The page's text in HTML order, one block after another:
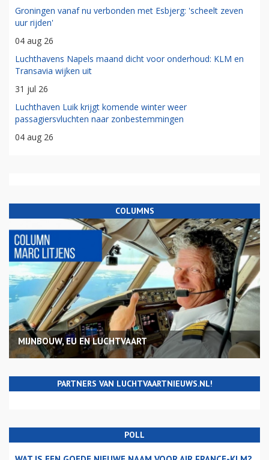
Groningen vanaf nu verbonden met Esbjerg: 'scheelt zeven
uur rijden'
04 aug 26
Luchthavens Napels maand dicht voor onderhoud: KLM en
Transavia wijken uit
31 jul 26
Luchthaven Luik krijgt komende winter weer
passagiersvluchten naar zonbestemmingen
04 aug 26
COLUMNS
MIJNBOUW, EU EN LUCHTVAART
PARTNERS VAN LUCHTVAARTNIEUWS.NL!
POLL